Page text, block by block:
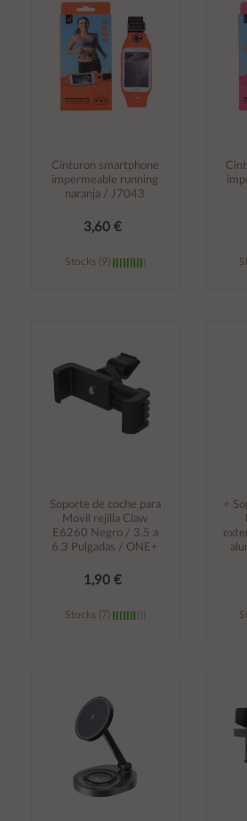
carrito
Cinturon smartphone
impermeable running
naranja / J7043
3,60 €
Stocks (9)
carrito
Soporte de coche para
Movil rejilla Claw
E6260 Negro / 3.5 a
6.3 Pulgadas / ONE+
1,90 €
Stocks (7)
carrito
÷